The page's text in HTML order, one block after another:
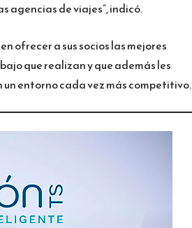
agencias de viajes”, indicó.
ofrecer a sus socios las mejores
que realizan y que además les
entorno cada vez más competitivo.